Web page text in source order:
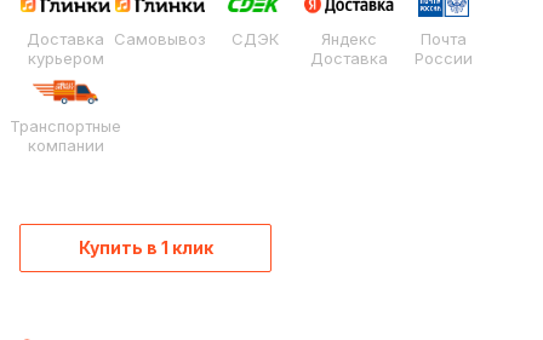
Доставка
курьером
Самовывоз СДЭК
Яндекс
Доставка
Почта
России
Транспортные
компании
Купить в 1 клик